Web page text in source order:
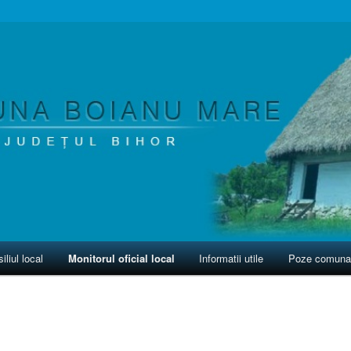
local Monitorul oficial local Informatii utile Poze comuna